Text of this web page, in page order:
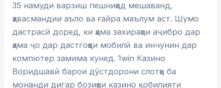
35 намуди варзиш пешниҳод мешаванд,
ҳавасмандии аъло ва ғайра маълум аст. Шумо
дастрасӣ доред, ки ҳама захираҳои аҷибро дар
ҳама ҷо дар дастгоҳҳои мобилӣ ва инчунин дар
компютер замима кунед. 1win Казино
Воридшавӣ барои дӯстдорони слотҳо ба
монанди дигар бозиҳои казино қобилияти